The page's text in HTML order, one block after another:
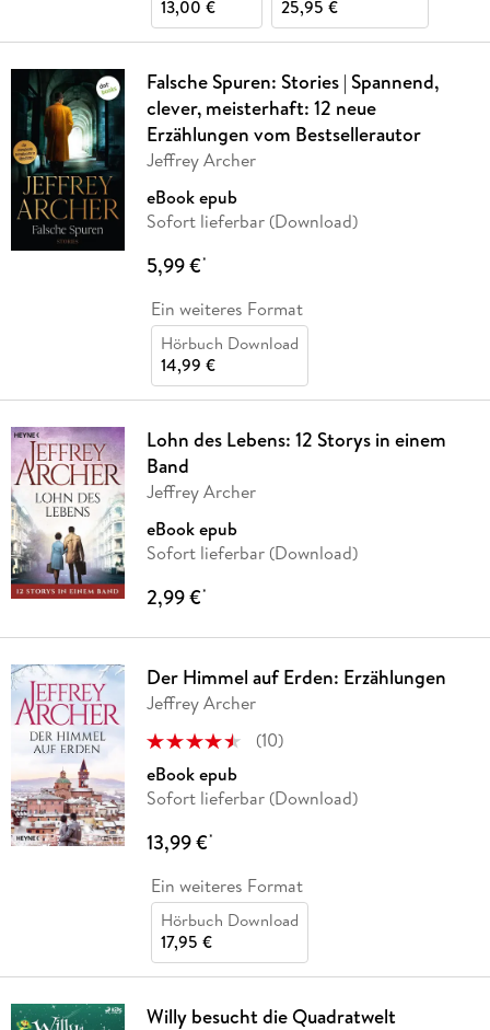
13,00 € 25,95 €
Falsche Spuren: Stories | Spannend,
clever, meisterhaft: 12 neue
Erzählungen vom Bestsellerautor
Jeffrey Archer
eBook epub
Sofort lieferbar (Download)
5,99 €*
Ein weiteres Format
Hörbuch Download
14,99 €
Lohn des Lebens: 12 Storys in einem
Band
Jeffrey Archer
eBook epub
Sofort lieferbar (Download)
2,99 €*
Der Himmel auf Erden: Erzählungen
Jeffrey Archer
(10)
eBook epub
Sofort lieferbar (Download)
13,99 €*
Ein weiteres Format
Hörbuch Download
17,95 €
Willy besucht die Quadratwelt